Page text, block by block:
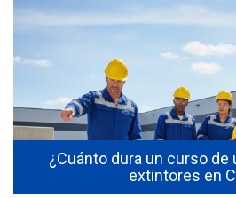
¿Cuánto dura un curso de
extintores en